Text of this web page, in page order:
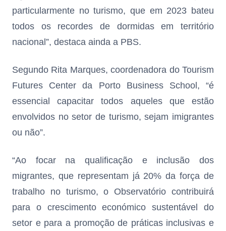
particularmente no turismo, que em 2023 bateu
todos os recordes de dormidas em território
nacional”, destaca ainda a PBS.
Segundo Rita Marques, coordenadora do Tourism
Futures Center da Porto Business School, “é
essencial capacitar todos aqueles que estão
envolvidos no setor de turismo, sejam imigrantes
ou não”.
“Ao focar na qualificação e inclusão dos
migrantes, que representam já 20% da força de
trabalho no turismo, o Observatório contribuirá
para o crescimento económico sustentável do
setor e para a promoção de práticas inclusivas e